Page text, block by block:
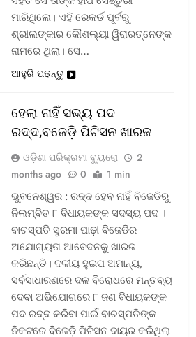
ମାରିଥିଲେ। ଏହି ରେକର୍ଡ ପୂର୍ବରୁ
ଶ୍ରୀଲଙ୍କାର କୌଶଲ୍ୟା ୱିରାରତ୍ନେଙ୍କ
ନାମରେ ଥିଲା। ସେ…
ଆହୁରି ପଢନ୍ତୁ
ହେଲା ନାହିଁ ସଭ୍ୟ ପଦ
ରଦ୍ଦ,ବଜେଡ଼ି ପିଟିସନ ଖାରଜ
ଓଡ଼ିଶା ପରିକ୍ରମା ବ୍ୟୁରୋ
2
months ago
0 1 min
ଭୁବନେଶ୍ୱର : ରଦ୍ଦ ହେବ ନାହିଁ ବିଜେଡିରୁ
ନିଲମ୍ବିତ ୮ ବିଧାୟକଙ୍କ ସଦସ୍ୟ ପଦ ।
ବାଚସ୍ପତି ସୁରମା ପାଢ଼ୀ ବିଜେଡିର
ଅଯୋଗ୍ୟତା ଆବେଦନକୁ ଖାରଜ
କରିଛନ୍ତି। ଦଳୀୟ ହୁଇପ ଅମାନ୍ୟ,
ସର୍ବସାଧାରଣରେ ଦଳ ବିରୋଧରେ ମନ୍ତବ୍ୟ
ଦେବା ଅଭିଯୋଗରେ ୮ ଜଣ ବିଧାୟକଙ୍କ
ପଦ ରଦ୍ଦ କରିବା ପାଇଁ ବାଚସ୍ପତିଙ୍କ
ନିକଟରେ ବିଜେଡ଼ି ପିଟିସନ ଦାୟର କରିଥିଲା